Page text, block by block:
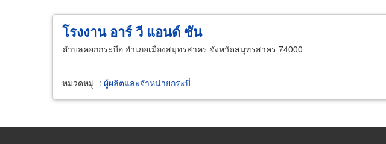
โรงงาน อาร์ วี แอนด์ ซัน
ตำบลคอกกระบือ อำเภอเมืองสมุทรสาคร จังหวัดสมุทรสาคร 74000
หมวดหมู่ : ผู้ผลิตและจำหน่ายกระบี่